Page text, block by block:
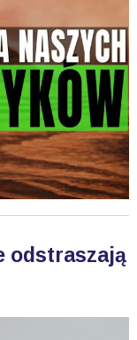
odstraszają